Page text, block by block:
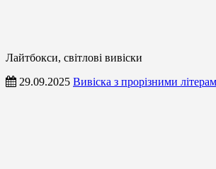
Лайтбокси, світлові вивіски
29.09.2025 Вивіска з прорізними